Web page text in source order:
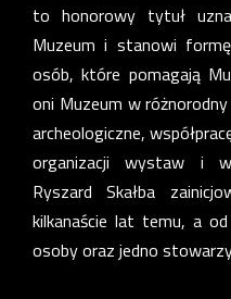
to honorowy tytuł
Muzeum i stanowi
osób, które pomagają
oni Muzeum w
archeologiczne,
organizacji wystaw i
Ryszard Skałba
kilkanaście lat temu, a
osoby oraz jedno